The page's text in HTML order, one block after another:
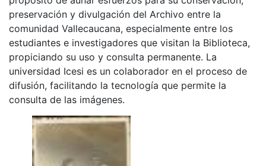
preservación y divulgación del Archivo entre la
comunidad Vallecaucana, especialmente entre los
estudiantes e investigadores que visitan la Biblioteca,
propiciando su uso y consulta permanente. La
universidad Icesi es un colaborador en el proceso de
difusión, facilitando la tecnología que permite la
consulta de las imágenes.